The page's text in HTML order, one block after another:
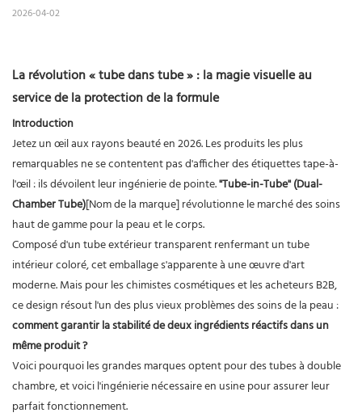
2026-04-02
La révolution « tube dans tube » : la magie visuelle au
service de la protection de la formule
Introduction
Jetez un œil aux rayons beauté en 2026. Les produits les plus
remarquables ne se contentent pas d'afficher des étiquettes tape-à-
l'œil : ils dévoilent leur ingénierie de pointe."Tube-in-Tube" (Dual-
Chamber Tube)[Nom de la marque] révolutionne le marché des soins
haut de gamme pour la peau et le corps.
Composé d'un tube extérieur transparent renfermant un tube
intérieur coloré, cet emballage s'apparente à une œuvre d'art
moderne. Mais pour les chimistes cosmétiques et les acheteurs B2B,
ce design résout l'un des plus vieux problèmes des soins de la peau :
comment garantir la stabilité de deux ingrédients réactifs dans un
même produit ?
Voici pourquoi les grandes marques optent pour des tubes à double
chambre, et voici l'ingénierie nécessaire en usine pour assurer leur
parfait fonctionnement.